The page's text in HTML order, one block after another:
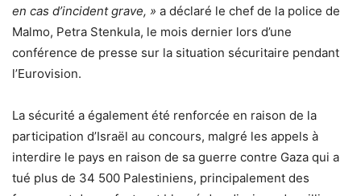
en cas d’incident grave, » a déclaré le chef de la police de
Malmo, Petra Stenkula, le mois dernier lors d’une
conférence de presse sur la situation sécuritaire pendant
l’Eurovision.
La sécurité a également été renforcée en raison de la
participation d’Israël au concours, malgré les appels à
interdire le pays en raison de sa guerre contre Gaza qui a
tué plus de 34 500 Palestiniens, principalement des